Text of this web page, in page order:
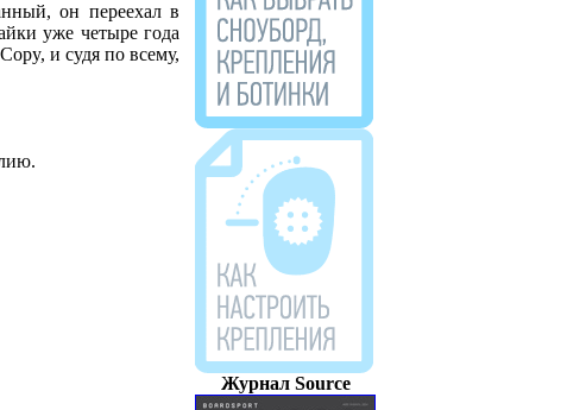
он переехал в
уже четыре года
и судя по всему,
Журнал Source
Скачай бесплатно!